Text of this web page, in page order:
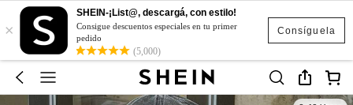
Consíguela
×
SHEIN-¡List@, descargá, con estilo!
Consigue descuentos especiales en tu primer
pedido
(5,000)